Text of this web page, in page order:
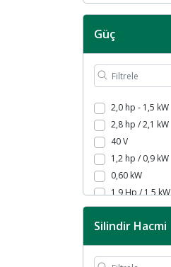
Güç
2,0 hp - 1,5 kW
2,8 hp / 2,1 kW
40 V
1,2 hp / 0,9 kW
0,60 kW
1,9 Hp / 1,5 kW
3,1 hp / 2,3 kW
1 Hp / 0,80 kW
3,0 hp – 2,2 kW
0,25 kW
Silindir Hacmi